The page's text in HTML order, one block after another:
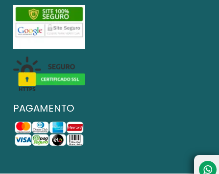
PAGAMENTO